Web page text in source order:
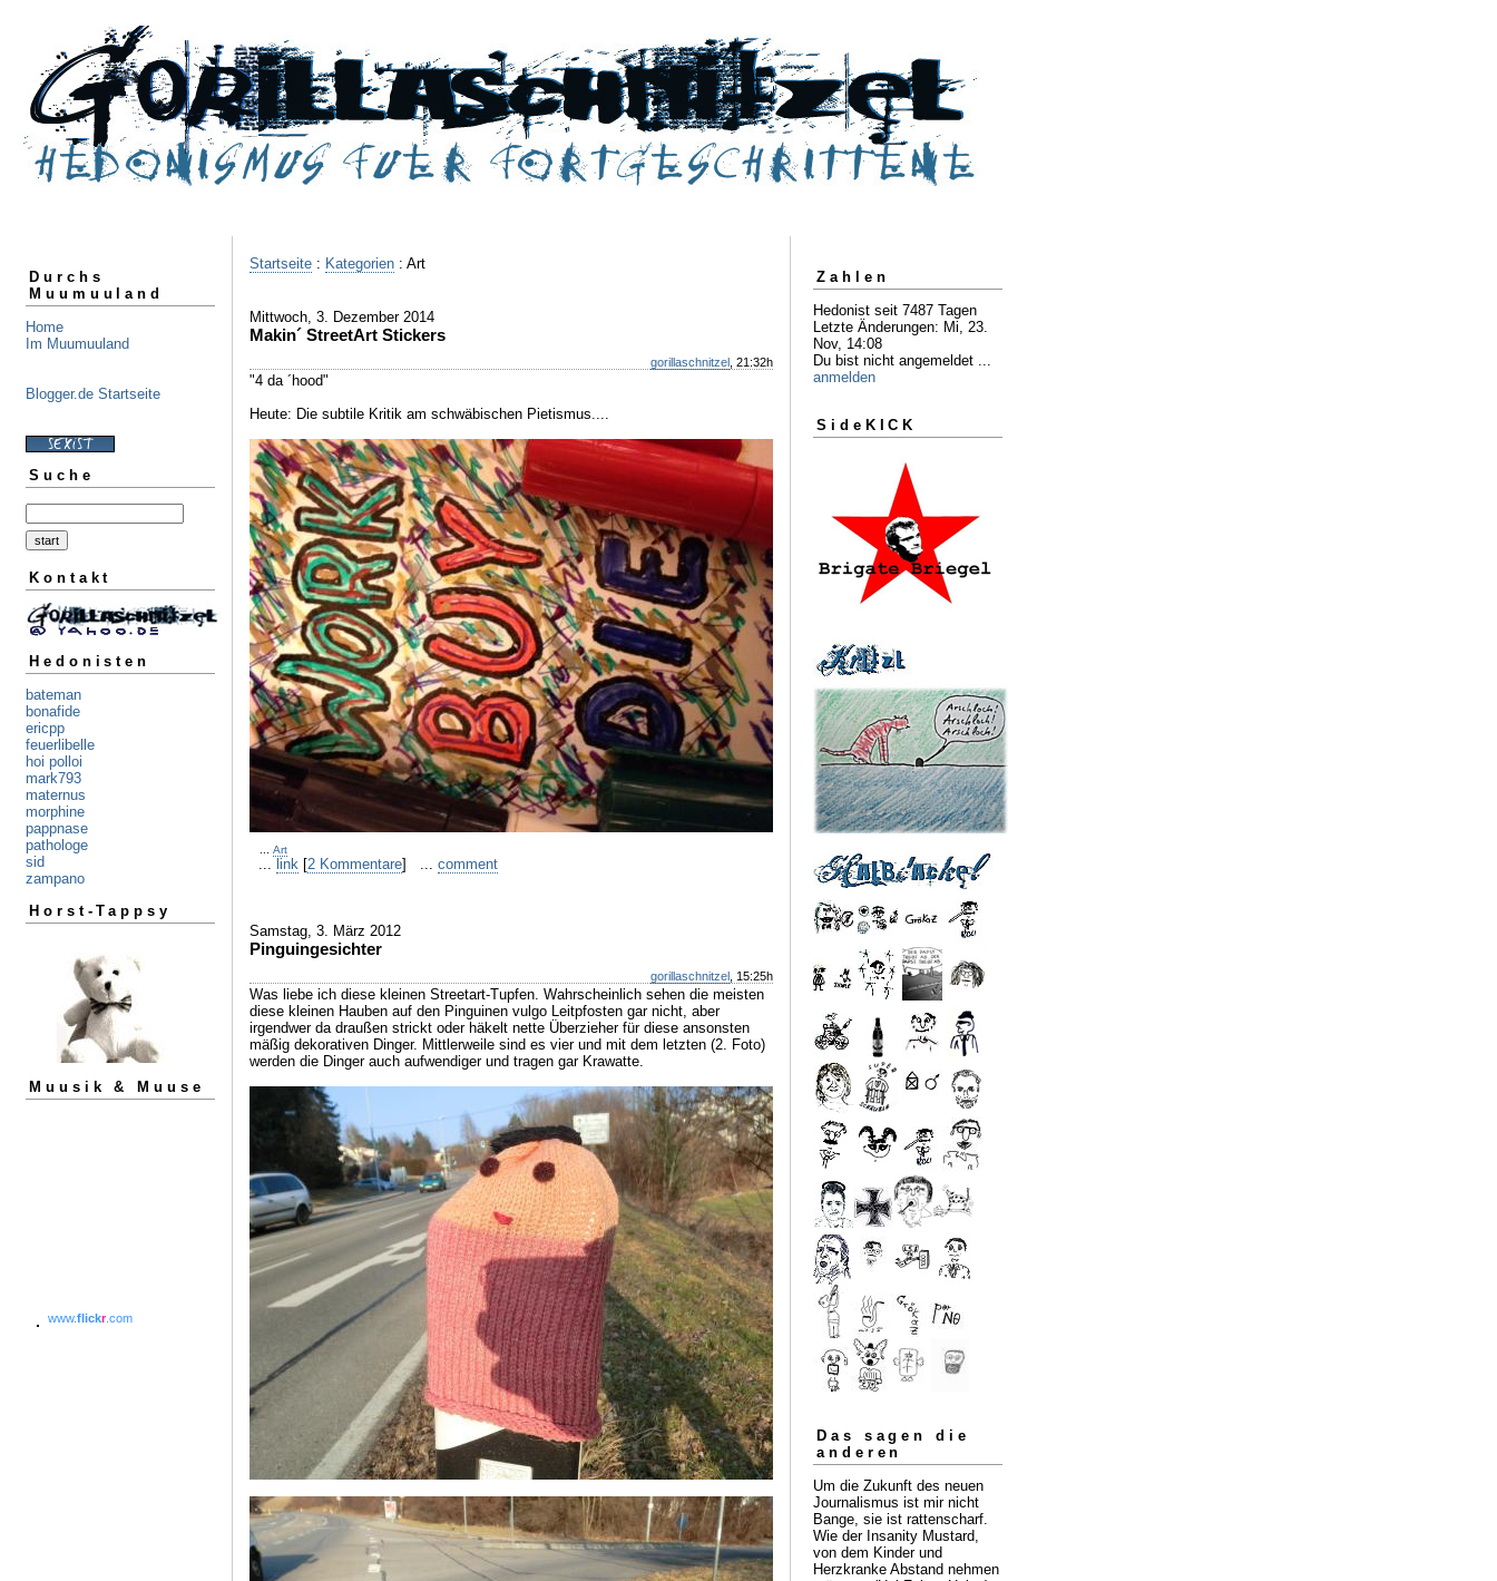
Durchs
Muumuuland
Home
Im Muumuuland
Blogger.de Startseite
Suche
Kontakt
Hedonisten
bateman
bonafide
ericpp
feuerlibelle
hoi polloi
mark793
maternus
morphine
pappnase
pathologe
sid
zampano
Horst-Tappsy
Muusik & Muuse
www.flickr.com
Startseite : Kategorien : Art
Mittwoch, 3. Dezember 2014
Makin´ StreetArt Stickers
gorillaschnitzel , 21:32h
"4 da ´hood"
Heute: Die subtile Kritik am schwäbischen Pietismus....
Art
... link [2 Kommentare] ... comment
Samstag, 3. März 2012
Pinguingesichter
gorillaschnitzel , 15:25h
Was liebe ich diese kleinen Streetart-Tupfen. Wahrscheinlich sehen die meisten
diese kleinen Hauben auf den Pinguinen vulgo Leitpfosten gar nicht, aber
irgendwer da draußen strickt oder häkelt nette Überzieher für diese ansonsten
mäßig dekorativen Dinger. Mittlerweile sind es vier und mit dem letzten (2. Foto)
werden die Dinger auch aufwendiger und tragen gar Krawatte.
Zahlen
Hedonist seit 7487 Tagen
Letzte Änderungen: Mi, 23.
Nov, 14:08
Du bist nicht angemeldet ...
anmelden
SideKICK
Das sagen die
anderen
Um die Zukunft des neuen
Journalismus ist mir nicht
Bange, sie ist rattenscharf.
Wie der Insanity Mustard,
von dem Kinder und
Herzkranke Abstand nehmen